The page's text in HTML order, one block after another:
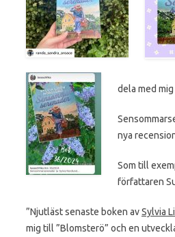
dela med
nya
Som till
författaren
”Njutläst senaste boken avSylvia
mig till ”Blomsterö” och en